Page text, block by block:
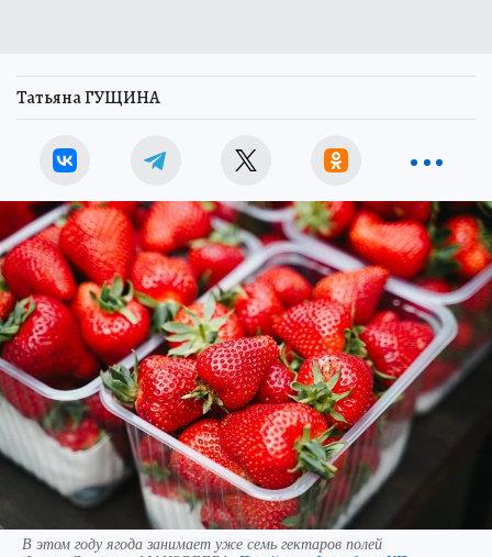
Татьяна ГУЩИНА
В этом году ягода занимает уже семь гектаров полей